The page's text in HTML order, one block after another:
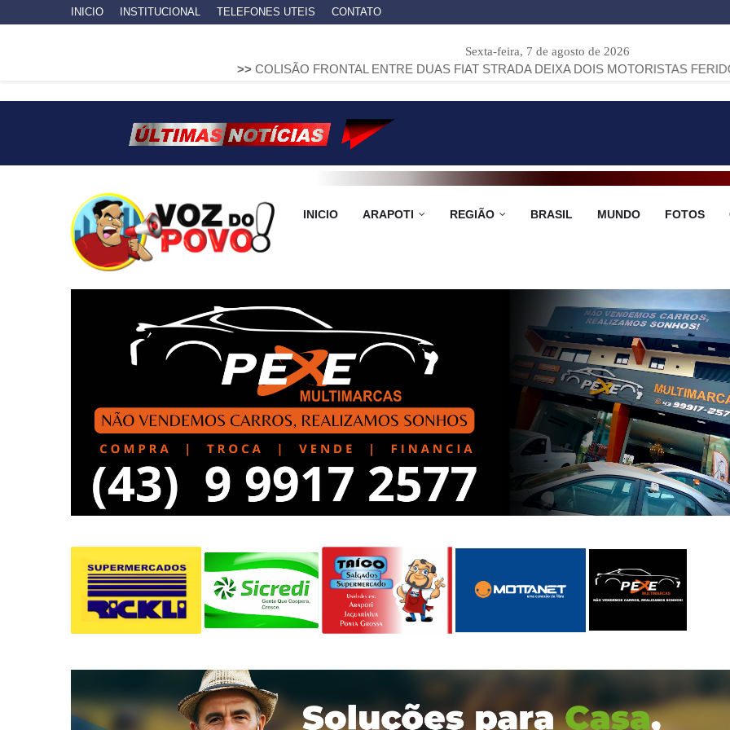
INICIO INSTITUCIONAL TELEFONES UTEIS CONTATO
Sexta-feira, 7 de agosto de 2026
COLISÃO FRONTAL ENTRE DUAS FIAT STRADA DEIXA DOIS MOTORISTAS FERIDOS NA PR-
INICIO ARAPOTI REGIÃO BRASIL MUNDO FOTOS